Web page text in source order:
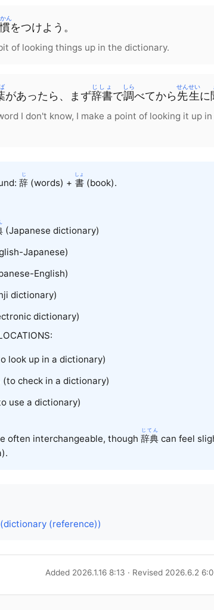
ん
をつけよう 。
of looking things up in the dictionary.
があったら 、 まず辞書
じしょ
で調
しら
べてから 先生
せんせい
に
I don't know, I make a point of looking it up
辞
じ
(words) + 書
しょ
(book).
(Japanese dictionary)
Japanese)
English)
dictionary)
dictionary)
look up in a dictionary)
(to check in a dictionary)
use a dictionary)
often interchangeable, though 辞典
じてん
can feel
(dictionary (reference))
Added 2026.1.16 8:13 · Revised 2026.6.2